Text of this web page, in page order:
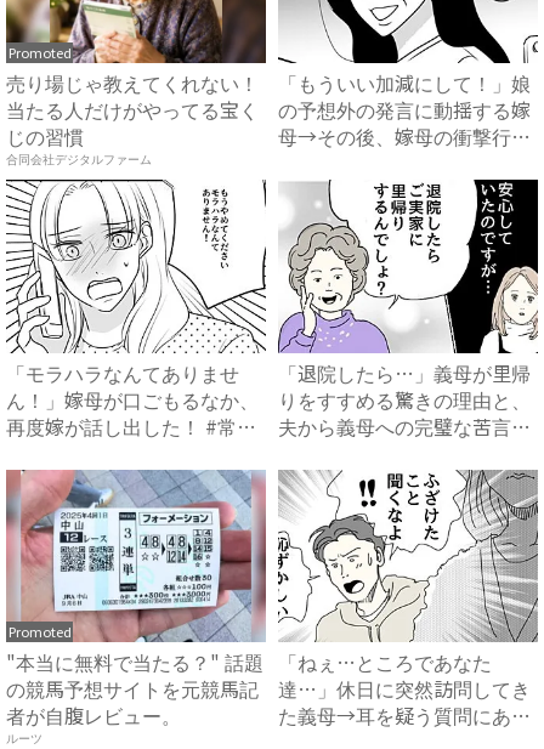
Promoted
売り場じゃ教えてくれない！
当たる人だけがやってる宝く
じの習慣
合同会社デジタルファーム
「もういい加減にして！」娘
の予想外の発言に動揺する嫁
母→その後、嫁母の衝撃行動
「モラハラなんてありませ
ん！」嫁母が口ごもるなか、
再度嫁が話し出した！ #常識
「退院したら…」義母が里帰
りをすすめる驚きの理由と、
夫から義母への完璧な苦言
Promoted
"本当に無料で当たる？" 話題
の競馬予想サイトを元競馬記
者が自腹レビュー。
ルーツ
「ねぇ…ところであなた
達…」休日に突然訪問してき
た義母→耳を疑う質問にあ